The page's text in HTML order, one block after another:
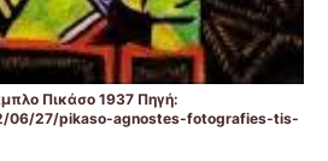
Πικάσο 1937 Πηγή:
06/27/pikaso-agnostes-fotografies-tis-